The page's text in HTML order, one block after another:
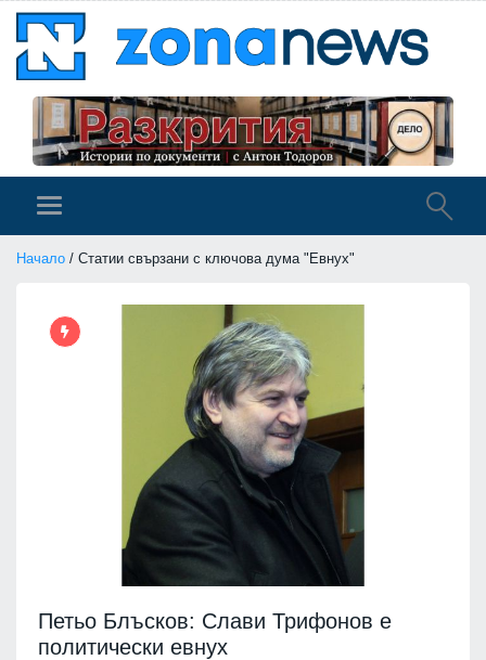
Начало / Статии свързани с ключова дума "Евнух"
Петьо Блъсков: Слави Трифонов е
политически евнух